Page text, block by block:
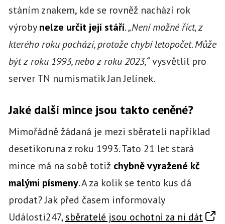
stáním znakem, kde se rovněž nachází rok
výrobynelze určit její stáří.„Není možné říct, z
kterého roku pochází, protože chybí letopočet. Může
být z roku 1993, nebo z roku 2023,“vysvětlil pro
server TN numismatik Jan Jelínek.
Jaké další mince jsou takto ceněné?
Mimořádně žádaná je mezi sběrateli například
desetikoruna z roku 1993. Tato 21 let stará
mince má na sobě totiž chybně vyražené kč
malými písmeny. A za kolik se tento kus dá
prodat? Jak před časem informovaly
Události247,sběratelé jsou ochotni za ni dát